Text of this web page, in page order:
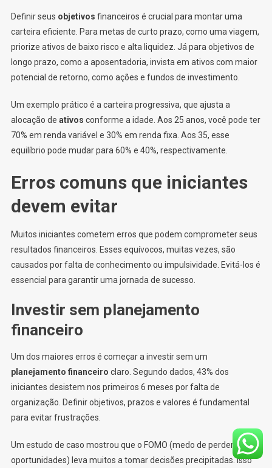
Definir seus objetivos financeiros é crucial para montar uma
carteira eficiente. Para metas de curto prazo, como uma viagem,
priorize ativos de baixo risco e alta liquidez. Já para objetivos de
longo prazo, como a aposentadoria, invista em ativos com maior
potencial de retorno, como ações e fundos de investimento.
Um exemplo prático é a carteira progressiva, que ajusta a
alocação de ativos conforme a idade. Aos 25 anos, você pode ter
70% em renda variável e 30% em renda fixa. Aos 35, esse
equilíbrio pode mudar para 60% e 40%, respectivamente.
Erros comuns que iniciantes
devem evitar
Muitos iniciantes cometem erros que podem comprometer seus
resultados financeiros. Esses equívocos, muitas vezes, são
causados por falta de conhecimento ou impulsividade. Evitá-los é
essencial para garantir uma jornada de sucesso.
Investir sem planejamento
financeiro
Um dos maiores erros é começar a investir sem um
planejamento financeiro claro. Segundo dados, 43% dos
iniciantes desistem nos primeiros 6 meses por falta de
organização. Definir objetivos, prazos e valores é fundamental
para evitar frustrações.
Um estudo de caso mostrou que o FOMO (medo de perder
oportunidades) leva muitos a tomar decisões precipitadas. Isso